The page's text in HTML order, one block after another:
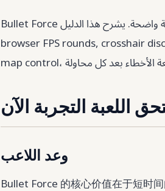
Bullet Force تعمل بسرعة في المتصفح، لكنها تصبح أفضل عندما تلعب بخطة واضحة. يشرح هذا الدليل
browser FPS rounds, crosshair
اللعبة التجربة الآن
وعد اللاعب
Bullet Force 的核心价值在于短时